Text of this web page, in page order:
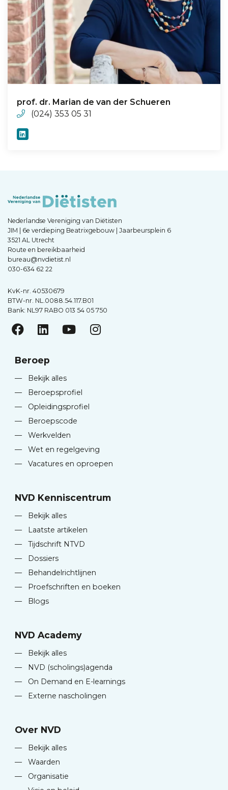
prof. dr. Marian de van der Schueren
(024) 353 05 31
Nederlandse Vereniging van Diëtisten
JIM | 6e verdieping Beatrixgebouw | Jaarbeursplein 6
3521 AL Utrecht
Route en bereikbaarheid
bureau@nvdietist.nl
030-634 62 22
KvK-nr. 40530679
BTW-nr. NL.0088.54.117.B01
Bank: NL97 RABO 013 54 05 750
Beroep
—
Bekijk alles
—
Beroepsprofiel
—
Opleidingsprofiel
—
Beroepscode
—
Werkvelden
—
Wet en regelgeving
—
Vacatures en oproepen
NVD Kenniscentrum
—
Bekijk alles
—
Laatste artikelen
—
Tijdschrift NTVD
—
Dossiers
—
Behandelrichtlijnen
—
Proefschriften en boeken
—
Blogs
NVD Academy
—
Bekijk alles
—
NVD (scholings)agenda
—
On Demand en E-learnings
—
Externe nascholingen
Over NVD
—
Bekijk alles
—
Waarden
—
Organisatie